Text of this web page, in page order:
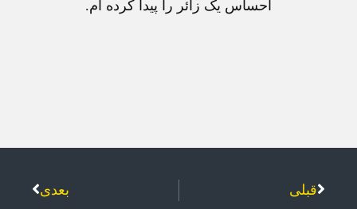
احساس يک زائر را پيدا کرده ام.
قبلی بعدی